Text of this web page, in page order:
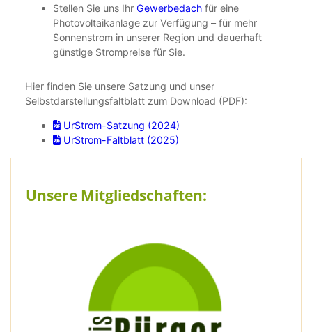
Stellen Sie uns IhrGewerbedach für eine
Photovoltaikanlage zur Verfügung – für mehr
Sonnenstrom in unserer Region und dauerhaft
günstige Strompreise für Sie.
Hier finden Sie unsere Satzung und unser
Selbstdarstellungsfaltblatt zum Download (PDF):
UrStrom-Satzung (2024)
UrStrom-Faltblatt (2025)
Unsere Mitgliedschaften: